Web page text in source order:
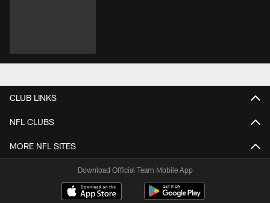
CLUB LINKS
NFL CLUBS
MORE NFL SITES
Download Official Team Mobile App